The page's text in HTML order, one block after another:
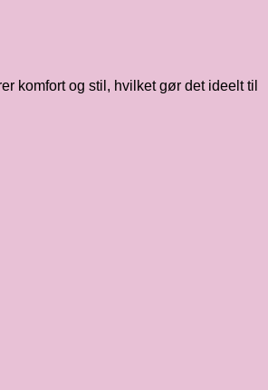
komfort og stil, hvilket gør det ideelt til